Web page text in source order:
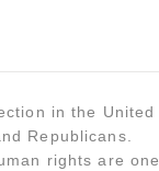
in the United
Republicans.
rights are one